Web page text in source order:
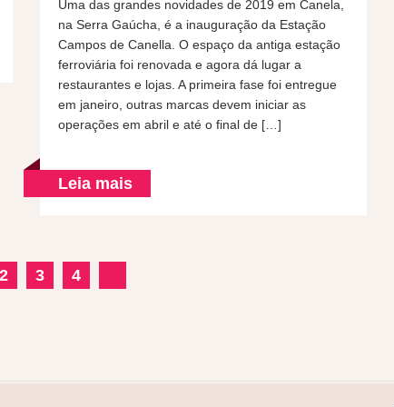
Uma das grandes novidades de 2019 em Canela,
na Serra Gaúcha, é a inauguração da Estação
Campos de Canella. O espaço da antiga estação
ferroviária foi renovada e agora dá lugar a
restaurantes e lojas. A primeira fase foi entregue
em janeiro, outras marcas devem iniciar as
operações em abril e até o final de […]
Leia mais
2 3 4